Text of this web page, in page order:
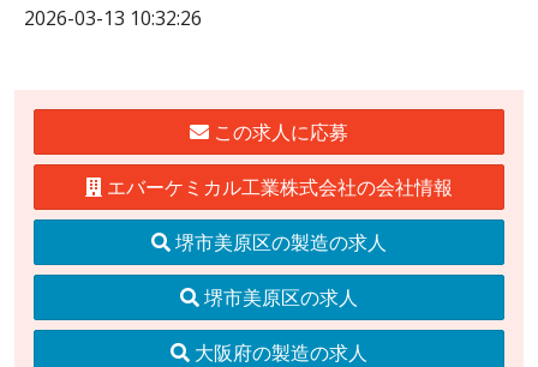
2026-03-13 10:32:26
この求人に応募
エバーケミカル工業株式会社の会社情報
堺市美原区の製造の求人
堺市美原区の求人
大阪府の製造の求人